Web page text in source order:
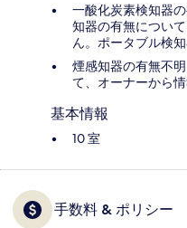
一酸化炭素検知器
知器の有無につい
ん。ポータブル検
煙感知器の有無不
て、オーナーから
基本情報
10 室
手数料 & ポリシー